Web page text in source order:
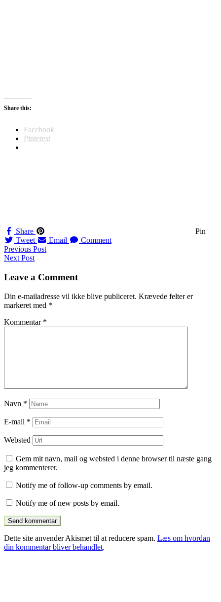
Share this:
Facebook
Pinterest
Share
Pin
Tweet
Email Comment
Navigation
til
indlæg
Previous Post
Next Post
Leave a Comment
Din e-mailadresse vil ikke blive publiceret. Krævede felter er
markeret med *
Kommentar *
Navn *
E-mail *
Websted
Gem mit navn, mail og websted i denne browser til næste gang
jeg kommenterer.
Notify me of follow-up comments by email.
Notify me of new posts by email.
Dette site anvender Akismet til at reducere spam. Læs om hvordan
din kommentar bliver behandlet.